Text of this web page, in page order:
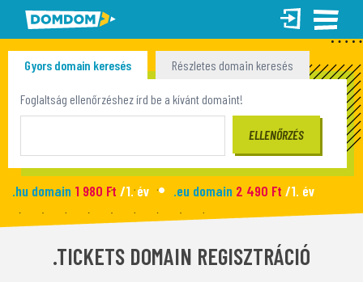
Gyors domain keresés
Részletes domain keresés
Tömeges domain keresés
Foglaltság ellenőrzéshez írd be a kívánt domaint!
.hu domain 1 980 Ft /1. év .eu domain 2 490 Ft /1. év
.site domain990 Ft/1. év .fun domain1 090 Ft/1. év
Új honlap2 990 Ft /hó
.TICKETS DOMAIN REGISZTRÁCIÓ